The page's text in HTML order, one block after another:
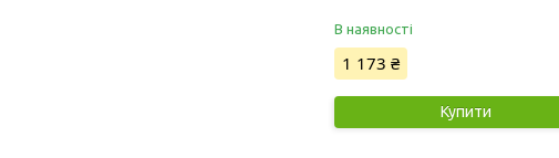
В наявності
1 173 ₴
Купити